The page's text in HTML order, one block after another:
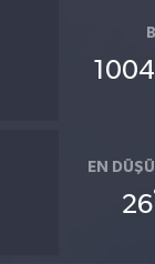
EN
26